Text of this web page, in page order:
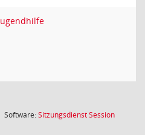
Software:SitzungsdienstSession(Wird in